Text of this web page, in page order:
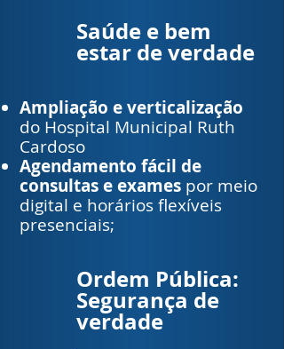
Saúde e bem
estar de verdade
Ampliação e verticalização
do Hospital Municipal Ruth
Cardoso
Agendamento fácil de
consultas e exames por meio
digital e horários flexíveis
presenciais;
Ordem Pública:
Segurança de
verdade